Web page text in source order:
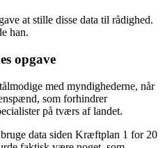
at stille disse data til rådighed.
han.
opgave
med myndighederne, når
som forhindrer
på tværs af landet.
data siden Kræftplan 1 for 20